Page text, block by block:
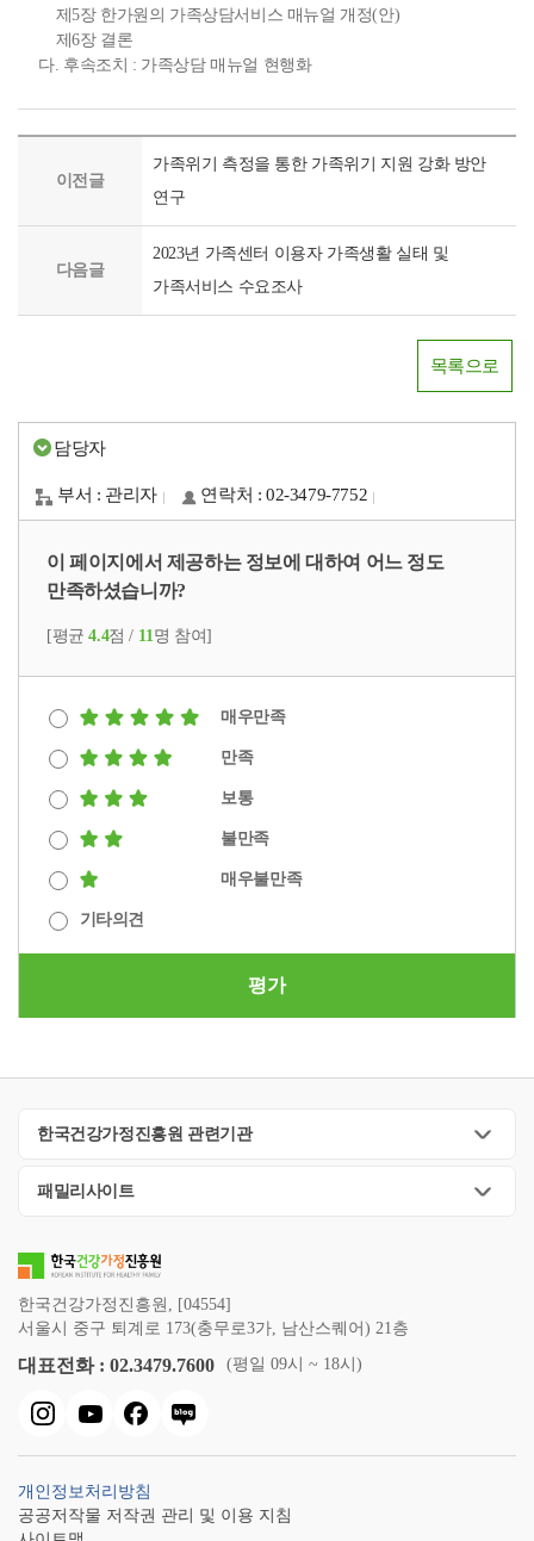
제5장 한가원의 가족상담서비스 매뉴얼 개정(안)
제6장 결론
다. 후속조치 : 가족상담 매뉴얼 현행화
이전글
가족위기 측정을 통한 가족위기 지원 강화 방안
연구
다음글
2023년 가족센터 이용자 가족생활 실태 및
가족서비스 수요조사
목록으로
담당자
부서 : 관리자 연락처 : 02-3479-7752
이 페이지에서 제공하는 정보에 대하여 어느 정도
만족하셨습니까?
[평균4.4점 / 11명 참여]
매우만족
만족
보통
불만족
매우불만족
기타의견
평가
한국건강가정진흥원 관련기관
패밀리사이트
한국건강가정진흥원, [04554]
서울시 중구 퇴계로 173(충무로3가, 남산스퀘어) 21층
대표전화 : 02.3479.7600 (평일 09시 ~ 18시)
개인정보처리방침
공공저작물 저작권 관리 및 이용 지침